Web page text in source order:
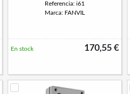
Referencia: i61
Marca: FANVIL
170,55 €
En stock